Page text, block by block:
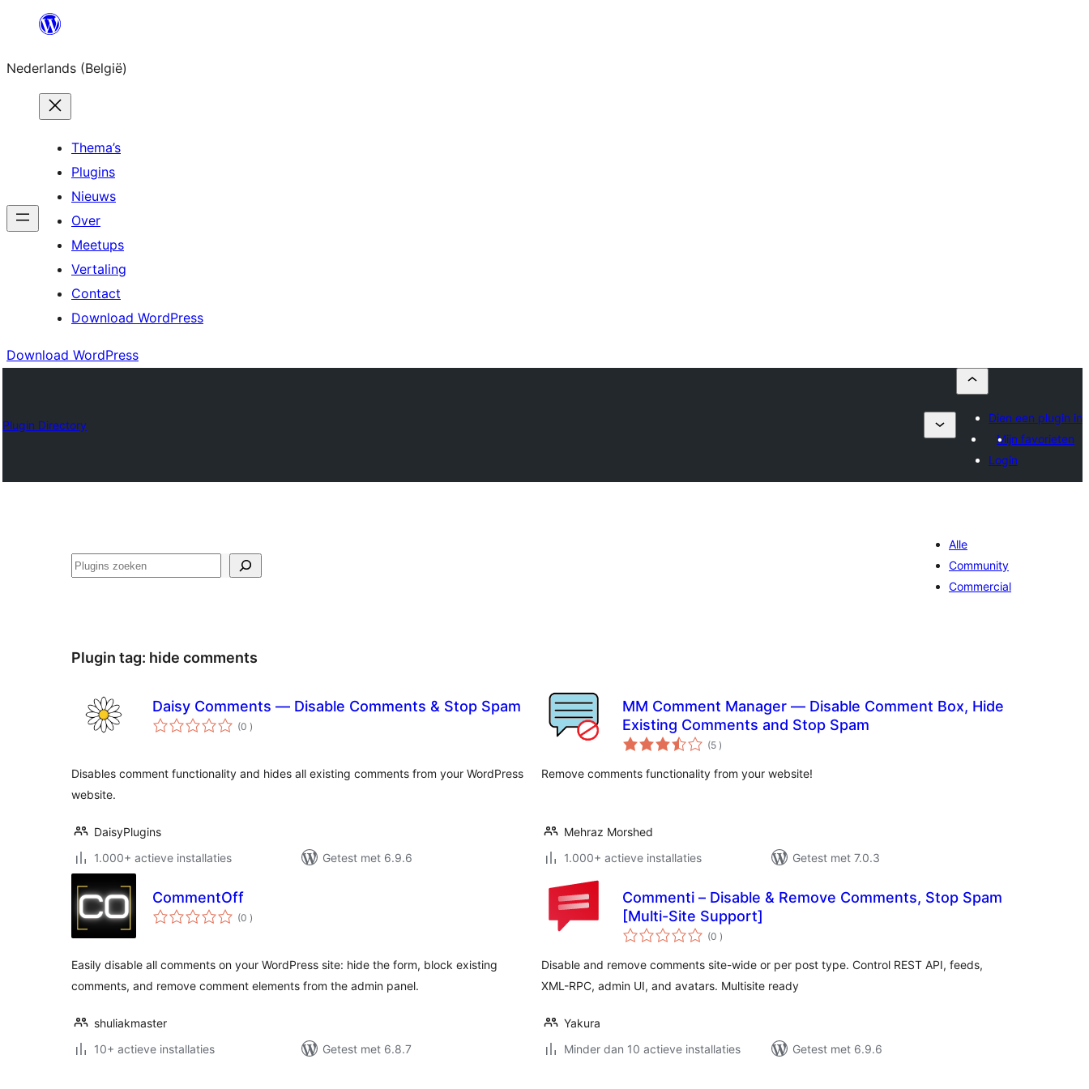
Spring
de
inhoud
Nederlands (België)
Thema’s
Plugins
Nieuws
Over
Meetups
Vertaling
Contact
Download WordPress
Download WordPress
Plugin Directory
Dien een plugin in
Mijn favorieten
Login
Zoeken
Alle
Community
Commercial
Plugin tag: hide comments
Daisy Comments — Disable Comments & Stop Spam
(0 aantal
beoordelingen
)
Disables comment functionality and hides all existing comments from your WordPress
website.
DaisyPlugins
1.000+ actieve installaties
Getest met 6.9.6
MM Comment Manager — Disable Comment Box, Hide
Existing Comments and Stop Spam
(5 aantal
beoordelingen
)
Remove comments functionality from your website!
Mehraz Morshed
1.000+ actieve installaties
Getest met 7.0.3
CommentOff
(0 aantal
beoordelingen
)
Easily disable all comments on your WordPress site: hide the form, block existing
comments, and remove comment elements from the admin panel.
shuliakmaster
10+ actieve installaties
Getest met 6.8.7
Commenti – Disable & Remove Comments, Stop Spam
[Multi-Site Support]
(0 aantal
beoordelingen
)
Disable and remove comments site-wide or per post type. Control REST API, feeds,
XML-RPC, admin UI, and avatars. Multisite ready
Yakura
Minder dan 10 actieve installaties
Getest met 6.9.6